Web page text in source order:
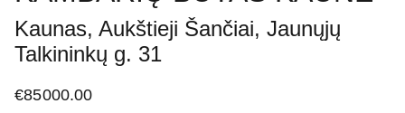
Kaunas, Aukštieji Šančiai, Jaunųjų
Talkininkų g. 31
€85000.00